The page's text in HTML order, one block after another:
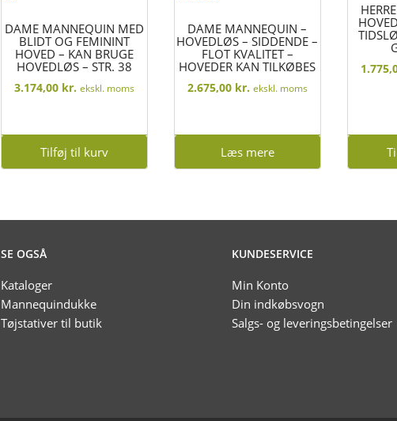
DAME MANNEQUIN MED
BLIDT OG FEMININT
HOVED – KAN BRUGE
HOVEDLØS – STR. 38
3.174,00 kr. ekskl. moms
Tilføj til kurv
DAME MANNEQUIN –
HOVEDLØS – SIDDENDE –
FLOT KVALITET –
HOVEDER KAN TILKØBES
2.675,00 kr. ekskl. moms
Læs mere
SE OGSÅ
Kataloger
Mannequindukke
Tøjstativer til butik
KUNDESERVICE
Min Konto
Din indkøbsvogn
Salgs- og leveringsbetingelser